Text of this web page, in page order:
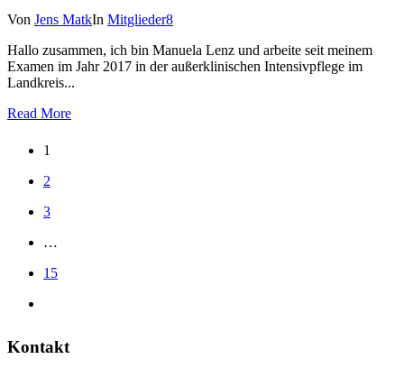
Von Jens MatkIn Mitglieder8
Hallo zusammen, ich bin Manuela Lenz und arbeite seit meinem
Examen im Jahr 2017 in der außerklinischen Intensivpflege im
Landkreis...
Read More
1
2
3
…
15
Kontakt